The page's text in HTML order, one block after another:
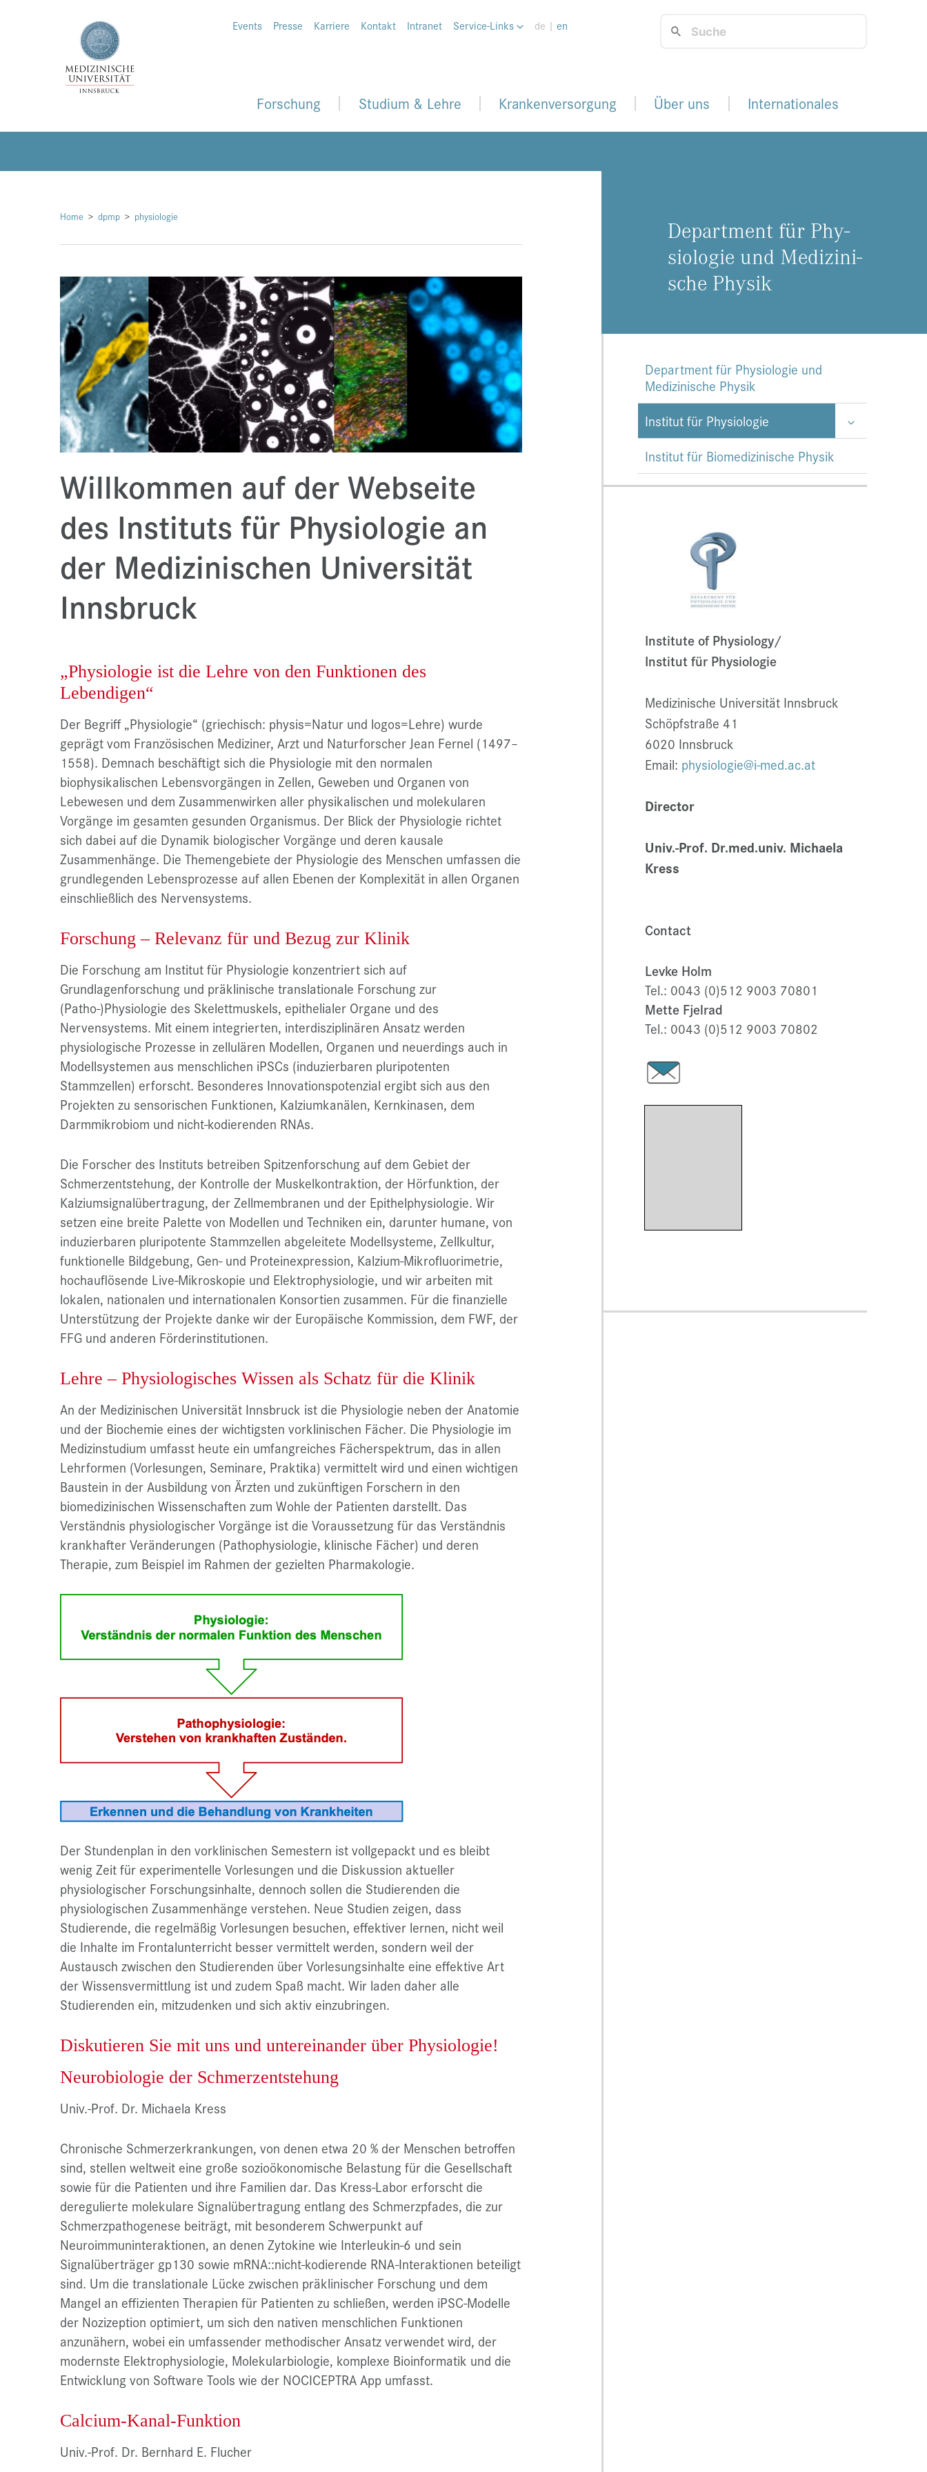
Events Presse Karriere Kontakt Intranet Service-Links de | en
Forschung Studium & Lehre Krankenversorgung Über uns Internationales
Home dpmp physiologie
Willkommen auf der Webseite
des Instituts für Physiologie an
der Medizinischen Universität
Innsbruck
„Physiologie ist die Lehre von den Funktionen des
Lebendigen“
Der Begriff „Physiologie“ (griechisch: physis=Natur und logos=Lehre) wurde
geprägt vom Französischen Mediziner, Arzt und Naturforscher Jean Fernel (1497–
1558). Demnach beschäftigt sich die Physiologie mit den normalen
biophysikalischen Lebensvorgängen in Zellen, Geweben und Organen von
Lebewesen und dem Zusammenwirken aller physikalischen und molekularen
Vorgänge im gesamten gesunden Organismus. Der Blick der Physiologie richtet
sich dabei auf die Dynamik biologischer Vorgänge und deren kausale
Zusammenhänge. Die Themengebiete der Physiologie des Menschen umfassen die
grundlegenden Lebensprozesse auf allen Ebenen der Komplexität in allen Organen
einschließlich des Nervensystems.
Forschung – Relevanz für und Bezug zur Klinik
Die Forschung am Institut für Physiologie konzentriert sich auf
Grundlagenforschung und präklinische translationale Forschung zur
(Patho-)Physiologie des Skelettmuskels, epithelialer Organe und des
Nervensystems. Mit einem integrierten, interdisziplinären Ansatz werden
physiologische Prozesse in zellulären Modellen, Organen und neuerdings auch in
Modellsystemen aus menschlichen iPSCs (induzierbaren pluripotenten
Stammzellen) erforscht. Besonderes Innovationspotenzial ergibt sich aus den
Projekten zu sensorischen Funktionen, Kalziumkanälen, Kernkinasen, dem
Darmmikrobiom und nicht-kodierenden RNAs.
Die Forscher des Instituts betreiben Spitzenforschung auf dem Gebiet der
Schmerzentstehung, der Kontrolle der Muskelkontraktion, der Hörfunktion, der
Kalziumsignalübertragung, der Zellmembranen und der Epithelphysiologie. Wir
setzen eine breite Palette von Modellen und Techniken ein, darunter humane, von
induzierbaren pluripotente Stammzellen abgeleitete Modellsysteme, Zellkultur,
funktionelle Bildgebung, Gen- und Proteinexpression, Kalzium-Mikrofluorimetrie,
hochauflösende Live-Mikroskopie und Elektrophysiologie, und wir arbeiten mit
lokalen, nationalen und internationalen Konsortien zusammen. Für die finanzielle
Unterstützung der Projekte danke wir der Europäische Kommission, dem FWF, der
FFG und anderen Förderinstitutionen.
Lehre – Physiologisches Wissen als Schatz für die Klinik
An der Medizinischen Universität Innsbruck ist die Physiologie neben der Anatomie
und der Biochemie eines der wichtigsten vorklinischen Fächer. Die Physiologie im
Medizinstudium umfasst heute ein umfangreiches Fächerspektrum, das in allen
Lehrformen (Vorlesungen, Seminare, Praktika) vermittelt wird und einen wichtigen
Baustein in der Ausbildung von Ärzten und zukünftigen Forschern in den
biomedizinischen Wissenschaften zum Wohle der Patienten darstellt. Das
Verständnis physiologischer Vorgänge ist die Voraussetzung für das Verständnis
krankhafter Veränderungen (Pathophysiologie, klinische Fächer) und deren
Therapie, zum Beispiel im Rahmen der gezielten Pharmakologie.
Der Stundenplan in den vorklinischen Semestern ist vollgepackt und es bleibt
wenig Zeit für experimentelle Vorlesungen und die Diskussion aktueller
physiologischer Forschungsinhalte, dennoch sollen die Studierenden die
physiologischen Zusammenhänge verstehen. Neue Studien zeigen, dass
Studierende, die regelmäßig Vorlesungen besuchen, effektiver lernen, nicht weil
die Inhalte im Frontalunterricht besser vermittelt werden, sondern weil der
Austausch zwischen den Studierenden über Vorlesungsinhalte eine effektive Art
der Wissensvermittlung ist und zudem Spaß macht. Wir laden daher alle
Studierenden ein, mitzudenken und sich aktiv einzubringen.
Diskutieren Sie mit uns und untereinander über Physiologie!
Neurobiologie der Schmerzentstehung
Univ.-Prof. Dr. Michaela Kress
Chronische Schmerzerkrankungen, von denen etwa 20 % der Menschen betroffen
sind, stellen weltweit eine große sozioökonomische Belastung für die Gesellschaft
sowie für die Patienten und ihre Familien dar. Das Kress-Labor erforscht die
deregulierte molekulare Signalübertragung entlang des Schmerzpfades, die zur
Schmerzpathogenese beiträgt, mit besonderem Schwerpunkt auf
Neuroimmuninteraktionen, an denen Zytokine wie Interleukin-6 und sein
Signalüberträger gp130 sowie mRNA::nicht-kodierende RNA-Interaktionen beteiligt
sind. Um die translationale Lücke zwischen präklinischer Forschung und dem
Mangel an effizienten Therapien für Patienten zu schließen, werden iPSC-Modelle
der Nozizeption optimiert, um sich den nativen menschlichen Funktionen
anzunähern, wobei ein umfassender methodischer Ansatz verwendet wird, der
modernste Elektrophysiologie, Molekularbiologie, komplexe Bioinformatik und die
Entwicklung von Software Tools wie der NOCICEPTRA App umfasst.
Calcium-Kanal-Funktion
Univ.-Prof. Dr. Bernhard E. Flucher
De­part­ment für Phy­
sio­lo­gie und Me­di­zi­ni­
sche Phy­sik
Department für Physiologie und
Medizinische Physik
Institut für Physiologie
Institut für Biomedizinische Physik
Institute of Physiology/
Institut für Physiologie
Medizinische Universität Innsbruck
Schöpfstraße 41
6020 Innsbruck
Email: physiologie@i-med.ac.at
Director
Univ.-Prof. Dr.med.univ. Michaela
Kress
Contact
Levke Holm
Tel.: 0043 (0)512 9003 70801
Mette Fjelrad
Tel.: 0043 (0)512 9003 70802